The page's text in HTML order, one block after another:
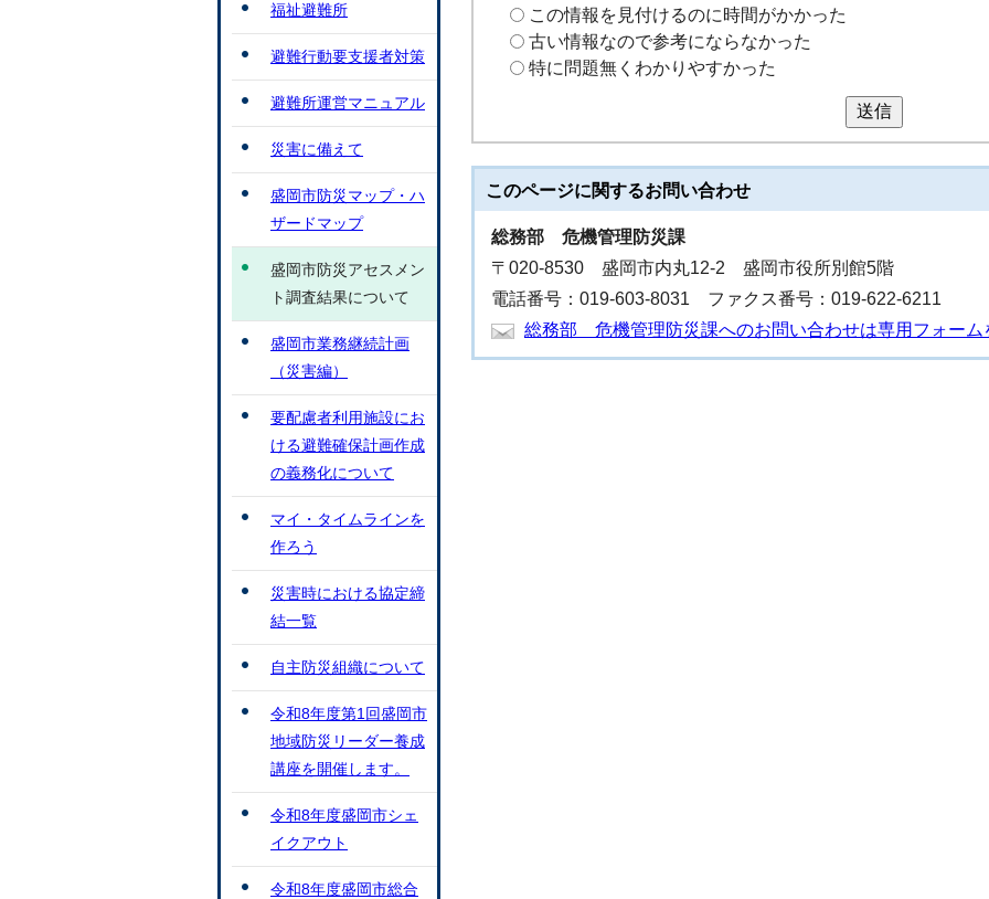
この情報を見付けるのに時間がかかった
古い情報なので参考にならなかった
特に問題無くわかりやすかった
送信
このページに関するお問い合わせ
総務部 危機管理防災課
〒020-8530 盛岡市内丸12-2 盛岡市役所別館5階
電話番号：019-603-8031 ファクス番号：019-622-6211
総務部 危機管理防災課へのお問い合わせは専用フォーム
福祉避難所
避難行動要支援者対策
避難所運営マニュアル
災害に備えて
盛岡市防災マップ・ハ
ザードマップ
盛岡市防災アセスメン
ト調査結果について
盛岡市業務継続計画
（災害編）
要配慮者利用施設にお
ける避難確保計画作成
の義務化について
マイ・タイムラインを
作ろう
災害時における協定締
結一覧
自主防災組織について
令和8年度第1回盛岡市
地域防災リーダー養成
講座を開催します。
令和8年度盛岡市シェ
イクアウト
令和8年度盛岡市総合